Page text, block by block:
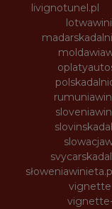
livignotunel.pl